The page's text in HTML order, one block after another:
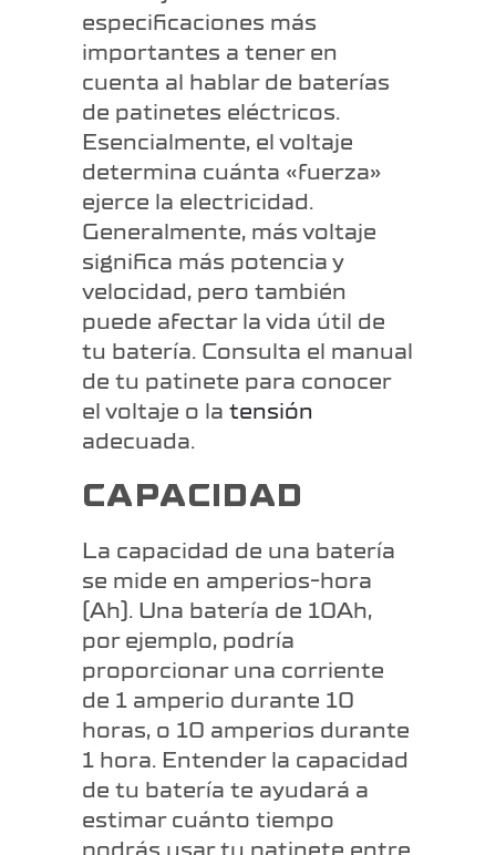
especificaciones más
importantes a tener en
cuenta al hablar de baterías
de patinetes eléctricos.
Esencialmente, el voltaje
determina cuánta «fuerza»
ejerce la electricidad.
Generalmente, más voltaje
significa más potencia y
velocidad, pero también
puede afectar la vida útil de
tu batería. Consulta el manual
de tu patinete para conocer
el voltaje o la tensión
adecuada.
CAPACIDAD
La capacidad de una batería
se mide en amperios-hora
(Ah). Una batería de 10Ah,
por ejemplo, podría
proporcionar una corriente
de 1 amperio durante 10
horas, o 10 amperios durante
1 hora. Entender la capacidad
de tu batería te ayudará a
estimar cuánto tiempo